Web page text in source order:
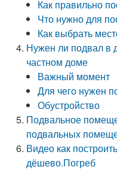
Как правильно
Что нужно для
Как выбрать
Нужен ли подвал в
частном доме
Важный момент
Для чего нужен
Обустройство
Подвальное
подвальных
Видео как
дёшево.Погреб